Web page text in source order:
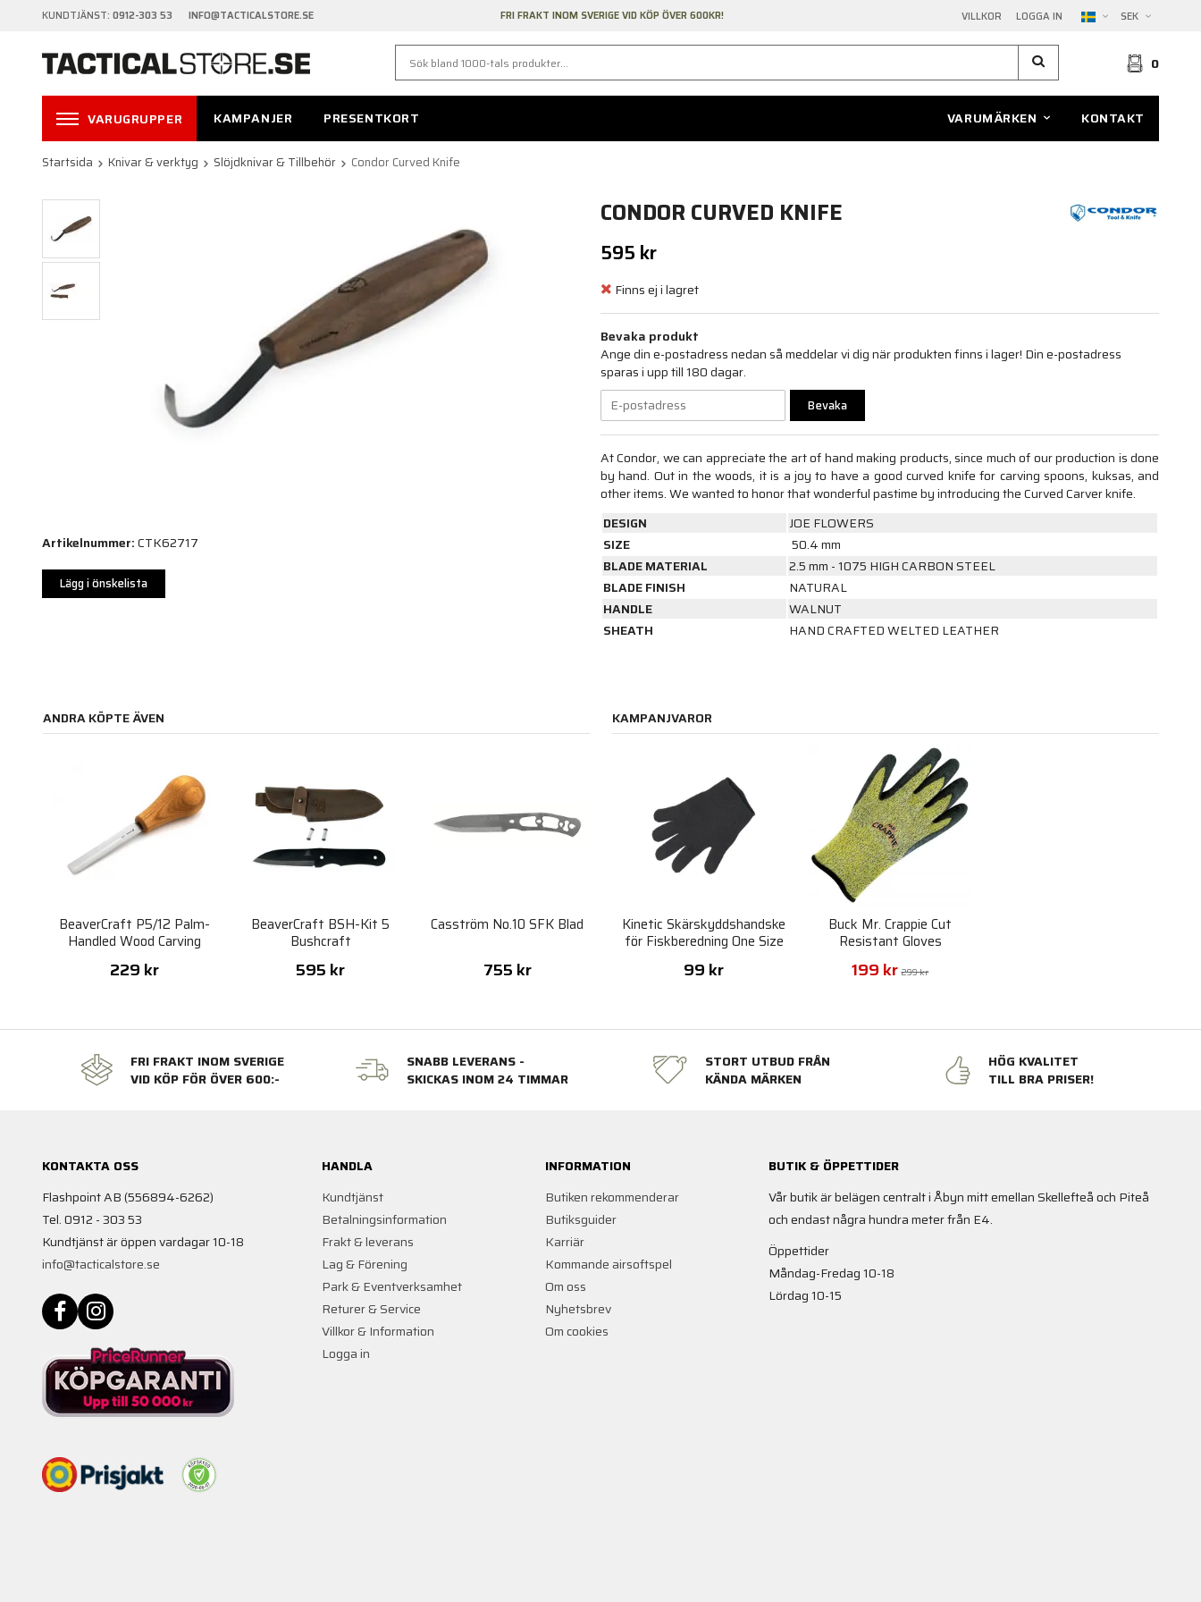
KUNDTJÄNST: 0912-303 53 INFO@TACTICALSTORE.SE VILLKOR LOGGA IN SEK
FRI FRAKT INOM SVERIGE VID KÖP ÖVER 600KR!
0
VARUGRUPPER KAMPANJER PRESENTKORT VARUMÄRKEN KONTAKT
Startsida Knivar & verktyg Slöjdknivar & Tillbehör Condor Curved Knife
CONDOR CURVED KNIFE
595 kr
Finns ej i lagret
Bevaka produkt
Ange din e-postadress nedan så meddelar vi dig när produkten finns i lager! Din e-postadress
sparas i upp till 180 dagar.
Bevaka
At Condor, we can appreciate the art of hand making products, since much of our production is done
by hand. Out in the woods, it is a joy to have a good curved knife for carving spoons, kuksas, and
other items. We wanted to honor that wonderful pastime by introducing the Curved Carver knife.
DESIGN
JOE FLOWERS
SIZE
50.4 mm
BLADE MATERIAL
2.5 mm - 1075 HIGH CARBON STEEL
BLADE FINISH
NATURAL
HANDLE
WALNUT
SHEATH
HAND CRAFTED WELTED LEATHER
Artikelnummer:CTK62717
Lägg i önskelista
ANDRA KÖPTE ÄVEN
BeaverCraft P5/12 Palm-
Handled Wood Carving
229 kr
BeaverCraft BSH-Kit 5
Bushcraft
595 kr
Casström No.10 SFK Blad
755 kr
KAMPANJVAROR
Kinetic Skärskyddshandske
för Fiskberedning One Size
99 kr
Buck Mr. Crappie Cut
Resistant Gloves
199 kr 299 kr
FRI FRAKT INOM SVERIGE
VID KÖP FÖR ÖVER 600:-
SNABB LEVERANS -
SKICKAS INOM 24 TIMMAR
STORT UTBUD FRÅN
KÄNDA MÄRKEN
HÖG KVALITET
TILL BRA PRISER!
KONTAKTA OSS
Flashpoint AB (556894-6262)
Tel. 0912 - 303 53
Kundtjänst är öppen vardagar 10-18
info@tacticalstore.se
HANDLA
Kundtjänst
Betalningsinformation
Frakt & leverans
Lag & Förening
Park & Eventverksamhet
Returer & Service
Villkor & Information
Logga in
INFORMATION
Butiken rekommenderar
Butiksguider
Karriär
Kommande airsoftspel
Om oss
Nyhetsbrev
Om cookies
BUTIK & ÖPPETTIDER
Vår butik är belägen centralt i Åbyn mitt emellan Skellefteå och Piteå
och endast några hundra meter från E4.
Öppettider
Måndag-Fredag 10-18
Lördag 10-15